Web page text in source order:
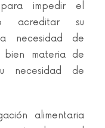
impedir el
acreditar su
necesidad de
bien materia de
necesidad de
alimentaria